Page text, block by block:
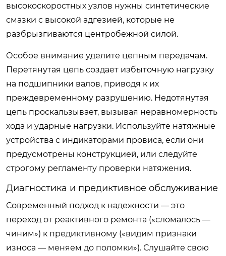
высокоскоростных узлов нужны синтетические
смазки с высокой адгезией, которые не
разбрызгиваются центробежной силой.
Особое внимание уделите цепным передачам.
Перетянутая цепь создает избыточную нагрузку
на подшипники валов, приводя к их
преждевременному разрушению. Недотянутая
цепь проскальзывает, вызывая неравномерность
хода и ударные нагрузки. Используйте натяжные
устройства с индикаторами провиса, если они
предусмотрены конструкцией, или следуйте
строгому регламенту проверки натяжения.
Диагностика и предиктивное обслуживание
Современный подход к надежности — это
переход от реактивного ремонта («сломалось —
чиним») к предиктивному («видим признаки
износа — меняем до поломки»). Слушайте свою